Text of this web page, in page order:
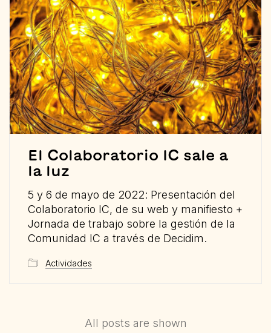
El Colaboratorio IC sale a
la luz
5 y 6 de mayo de 2022: Presentación del
Colaboratorio IC, de su web y manifiesto +
Jornada de trabajo sobre la gestión de la
Comunidad IC a través de Decidim.
Actividades
All posts are shown